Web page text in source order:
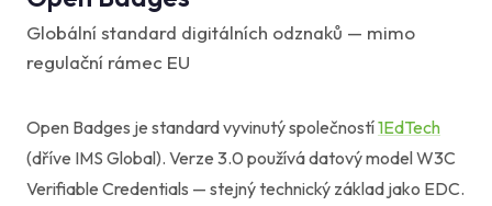
Globální standard digitálních odznaků — mimo
regulační rámec EU
Open Badges je standard vyvinutý společností1EdTech
(dříve IMS Global). Verze 3.0 používá datový model W3C
Verifiable Credentials — stejný technický základ jako EDC.